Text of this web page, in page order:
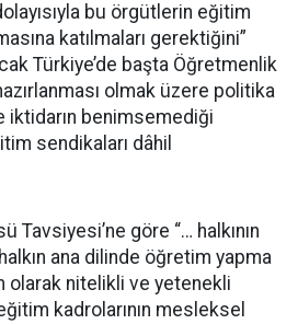
bu örgütlerin eğitim
katılmaları gerektiğini”
Türkiye’de başta Öğretmenlik
olmak üzere politika
benimsemediği
sendikaları dâhil
Tavsiyesi’ne göre “… halkının
ana dilinde öğretim yapma
olarak nitelikli ve yetenekli
kadrolarının mesleksel